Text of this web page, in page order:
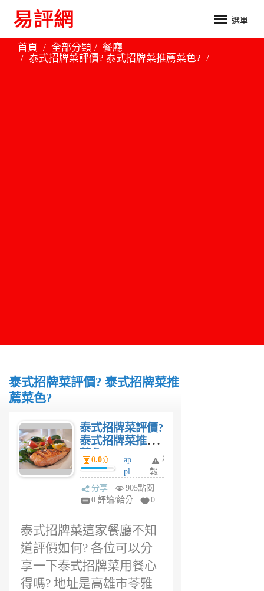
選單
首頁 全部分類
餐廳
泰式招牌菜評價? 泰式招牌菜推薦菜色?
泰式招牌菜評價? 泰式招牌菜推
薦菜色?
泰式招牌菜評價?
泰式招牌菜推薦
菜色?
0.0分
ap
pl
e_
m
年
前
舉
報
分享
905點閱
0 評論/給分
0
泰式招牌菜這家餐廳不知
道評價如何? 各位可以分
享一下泰式招牌菜用餐心
得嗎? 地址是高雄市苓雅